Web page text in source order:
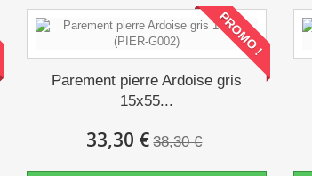
PROMO !
Parement pierre Ardoise gris
15x55...
33,30 € 38,30 €